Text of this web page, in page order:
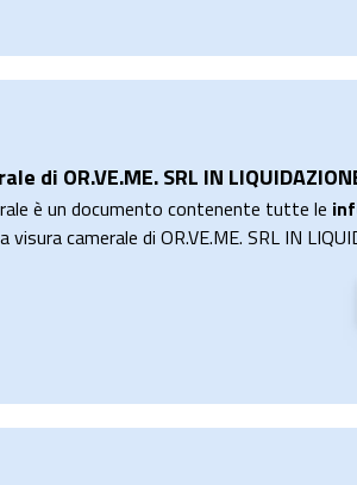
di OR.VE.ME. SRL IN
è un documento contenente tutte le
camerale di OR.VE.ME. SRL IN